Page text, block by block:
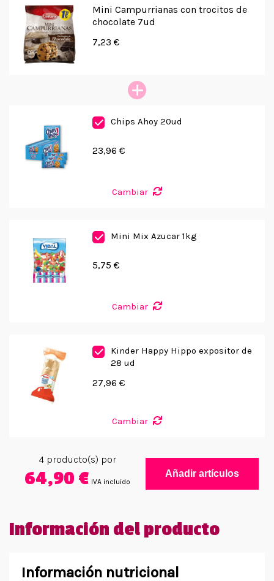
Mini Campurrianas con trocitos de
chocolate 7ud
7,23 €
Chips Ahoy 20ud
23,96 €
Cambiar
Mini Mix Azucar 1kg
5,75 €
Cambiar
Kinder Happy Hippo expositor de
28 ud
27,96 €
Cambiar
4producto(s) por
64,90 € IVA incluido
Añadir artículos
Información del producto
Información nutricional